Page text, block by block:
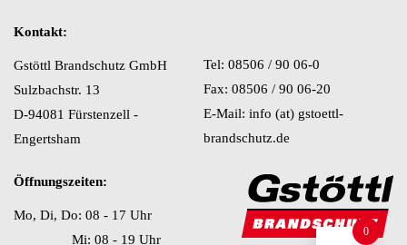
Kontakt:
Gstöttl Brandschutz GmbH
Sulzbachstr. 13
D-94081 Fürstenzell -
Engertsham
Tel: 08506 / 90 06-0
Fax: 08506 / 90 06-20
E-Mail: info (at) gstoettl-
brandschutz.de
Öffnungszeiten:
Mo, Di, Do: 08 - 17 Uhr
Mi: 08 - 19 Uhr
0